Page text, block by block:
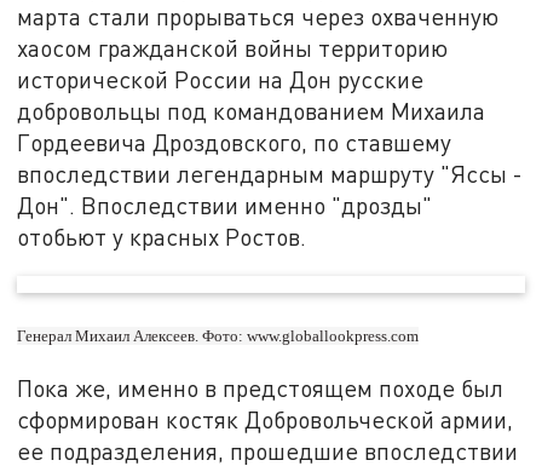
марта стали прорываться через охваченную
хаосом гражданской войны территорию
исторической России на Дон русские
добровольцы под командованием Михаила
Гордеевича Дроздовского, по ставшему
впоследствии легендарным маршруту "Яссы -
Дон". Впоследствии именно "дрозды"
отобьют у красных Ростов.
Генерал Михаил Алексеев. Фото: www.globallookpress.com
Пока же, именно в предстоящем походе был
сформирован костяк Добровольческой армии,
ее подразделения, прошедшие впоследствии